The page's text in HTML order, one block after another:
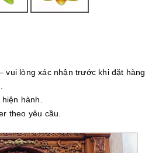
lòng xác nhận trước khi đặt hàng.
hành.
theo yêu cầu.